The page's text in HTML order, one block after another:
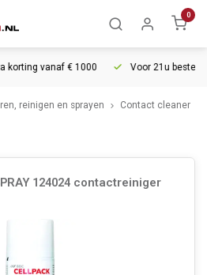
0
korting vanaf € 1000 Voor 21u
reinigen en sprayen Contact cleaner
124024 contactreiniger